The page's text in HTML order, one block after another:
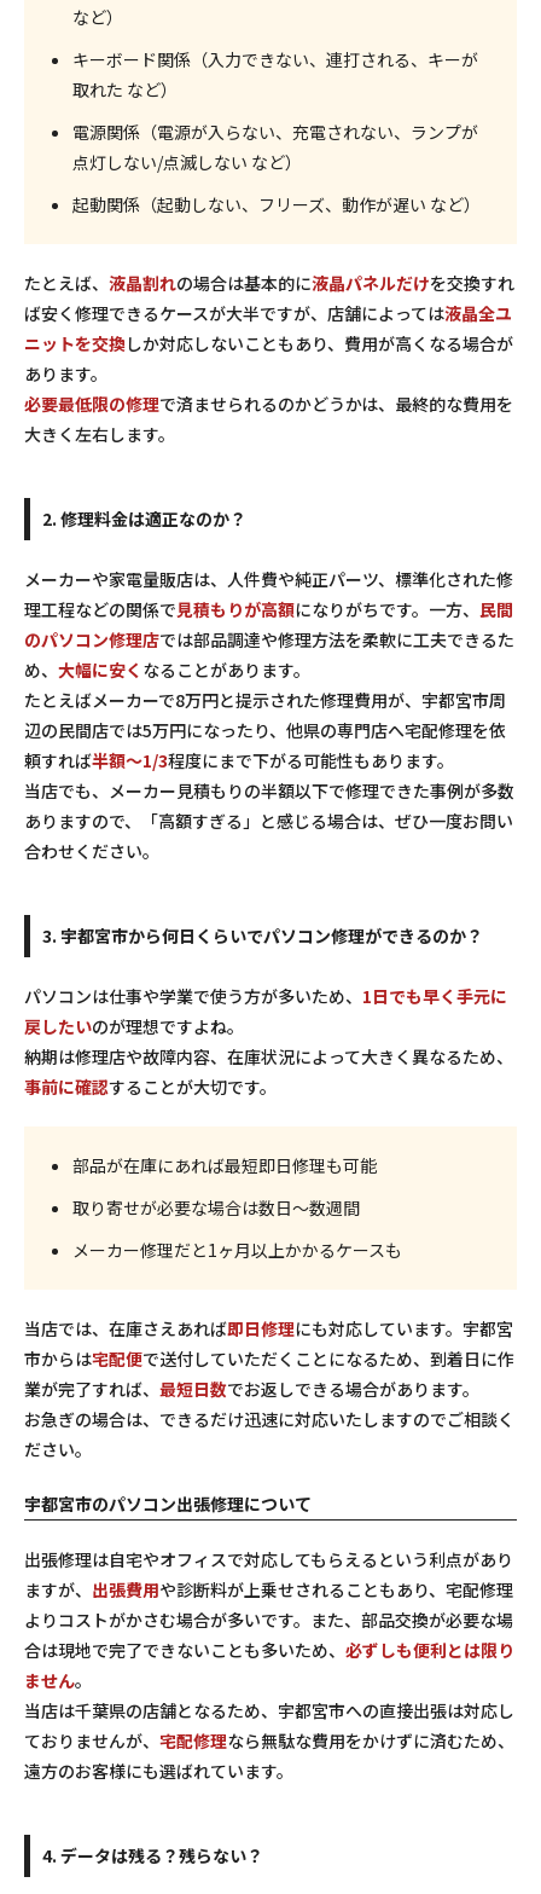
など）
キーボード関係（入力できない、連打される、キーが
取れた など）
電源関係（電源が入らない、充電されない、ランプが
点灯しない/点滅しない など）
起動関係（起動しない、フリーズ、動作が遅い など）
たとえば、 液晶割れの場合は基本的に液晶パネルだけを交換すれ
ば安く修理できるケースが大半ですが、店舗によっては液晶全ユ
ニットを交換しか対応しないこともあり、費用が高くなる場合が
あります。
必要最低限の修理で済ませられるのかどうかは、最終的な費用を
大きく左右します。
2. 修理料金は適正なのか？
メーカーや家電量販店は、人件費や純正パーツ、標準化された修
理工程などの関係で見積もりが高額になりがちです。一方、 民間
のパソコン修理店では部品調達や修理方法を柔軟に工夫できるた
め、 大幅に安く なることがあります。
たとえばメーカーで8万円と提示された修理費用が、宇都宮市周
辺の民間店では5万円になったり、他県の専門店へ宅配修理を依
頼すれば半額～1/3程度にまで下がる可能性もあります。
当店でも、メーカー見積もりの半額以下で修理できた事例が多数
ありますので、「高額すぎる」と感じる場合は、ぜひ一度お問い
合わせください。
3. 宇都宮市から何日くらいでパソコン修理ができるのか？
パソコンは仕事や学業で使う方が多いため、 1日でも早く手元に
戻したいのが理想ですよね。
納期は修理店や故障内容、在庫状況によって大きく異なるため、
事前に確認することが大切です。
部品が在庫にあれば最短即日修理も可能
取り寄せが必要な場合は数日～数週間
メーカー修理だと1ヶ月以上かかるケースも
当店では、在庫さえあれば即日修理にも対応しています。宇都宮
市からは宅配便で送付していただくことになるため、到着日に作
業が完了すれば、 最短日数でお返しできる場合があります。
お急ぎの場合は、できるだけ迅速に対応いたしますのでご相談く
ださい。
宇都宮市のパソコン出張修理について
出張修理は自宅やオフィスで対応してもらえるという利点があり
ますが、 出張費用や診断料が上乗せされることもあり、宅配修理
よりコストがかさむ場合が多いです。また、部品交換が必要な場
合は現地で完了できないことも多いため、 必ずしも便利とは限り
ません。
当店は千葉県の店舗となるため、宇都宮市への直接出張は対応し
ておりませんが、 宅配修理なら無駄な費用をかけずに済むため、
遠方のお客様にも選ばれています。
4. データは残る？残らない？